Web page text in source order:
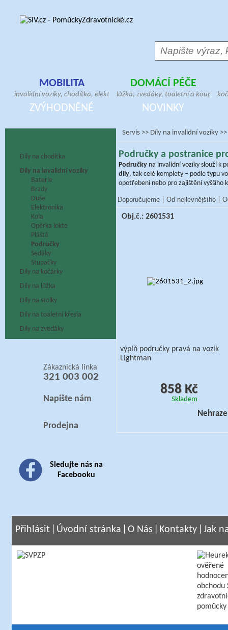
MOBILITA
invalidní vozíky, chodítka, elektrické skútry,
antidekubitní sedáky, hole, berle, bandáže,
ortézy, doplňky pro vozíčkáře
DOMÁCÍ PÉČE
lůžka, zvedáky, toaletní a
pomůcky, geriatrická křesla, madla,
antidekubitní matrace, pomůcky
ZVÝHODNĚNÉ NOVINKY
Díly na chodítka
Díly na invalidní vozíky
Baterie
Brzdy
Duše
Elektronika
Kola
Opěrka lokte
Pláště
Područky
Sedáky
Stupačky
Díly na kočárky
Díly na lůžka
Díly na stolky
Díly na toaletní křesla
Díly na zvedáky
Zákaznická linka
321 003 002
Napište nám
Prodejna
Sledujte nás na
Facebooku
Servis >> Díly na invalidní vozíky >>
Područky a postranice
Područky na invalidní vozíky slouží k
díly, tak celé komplety – podle typu
opotřebení nebo pro zajištění
Doporučujeme Od nejlevnějšího
Obj.č.: 2601531
výplň područky pravá na vozík
Lightman
858 Kč
Skladem
Přihlásit Úvodní stránka O Nás Kontakty Jak